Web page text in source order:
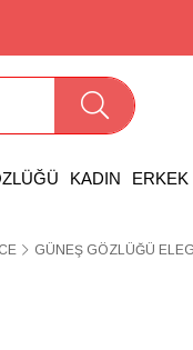
KADIN ERKEK
GÜNEŞ GÖZLÜĞÜ